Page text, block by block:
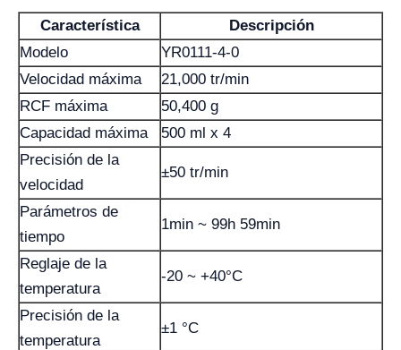
Característica
Descripción
Modelo
YR0111-4-0
Velocidad máxima
21,000 tr/min
RCF máxima
50,400 g
Capacidad máxima
500 ml x 4
Precisión de la
velocidad
±50 tr/min
Parámetros de
tiempo
1min ~ 99h 59min
Reglaje de la
temperatura
-20 ~ +40°C
Precisión de la
temperatura
±1 °C